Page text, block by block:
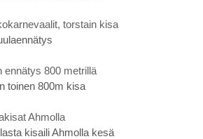
torstain kisa
ennätys 800 metrillä
toinen 800m kisa
Ahmolla
kisaili Ahmolla kesä